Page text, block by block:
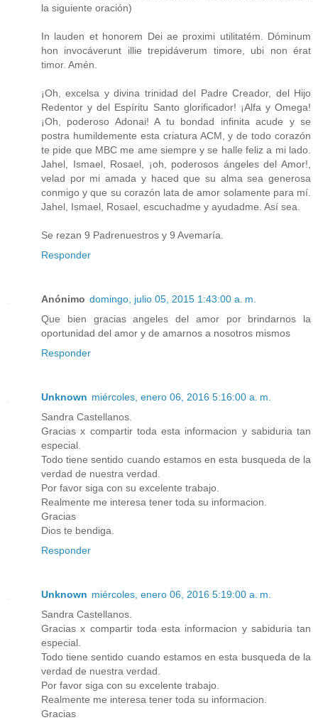
la siguiente oración)
In lauden et honorem Dei ae proximi utilitatém. Dóminum
hon invocáverunt illie trepidáverum timore, ubi non érat
timor. Amén.
¡Oh, excelsa y divina trinidad del Padre Creador, del Hijo
Redentor y del Espíritu Santo glorificador! ¡Alfa y Omega!
¡Oh, poderoso Adonai! A tu bondad infinita acude y se
postra humildemente esta criatura ACM, y de todo corazón
te pide que MBC me ame siempre y se halle feliz a mi lado.
Jahel, Ismael, Rosael, ¡oh, poderosos ángeles del Amor!,
velad por mi amada y haced que su alma sea generosa
conmigo y que su corazón lata de amor solamente para mí.
Jahel, Ismael, Rosael, escuchadme y ayudadme. Así sea.
Se rezan 9 Padrenuestros y 9 Avemaría.
Responder
Anónimo domingo, julio 05, 2015 1:43:00 a. m.
Que bien gracias angeles del amor por brindarnos la
oportunidad del amor y de amarnos a nosotros mismos
Responder
Unknown miércoles, enero 06, 2016 5:16:00 a. m.
Sandra Castellanos.
Gracias x compartir toda esta informacion y sabiduria tan
especial.
Todo tiene sentido cuando estamos en esta busqueda de la
verdad de nuestra verdad.
Por favor siga con su excelente trabajo.
Realmente me interesa tener toda su informacion.
Gracias
Dios te bendiga.
Responder
Unknown miércoles, enero 06, 2016 5:19:00 a. m.
Sandra Castellanos.
Gracias x compartir toda esta informacion y sabiduria tan
especial.
Todo tiene sentido cuando estamos en esta busqueda de la
verdad de nuestra verdad.
Por favor siga con su excelente trabajo.
Realmente me interesa tener toda su informacion.
Gracias